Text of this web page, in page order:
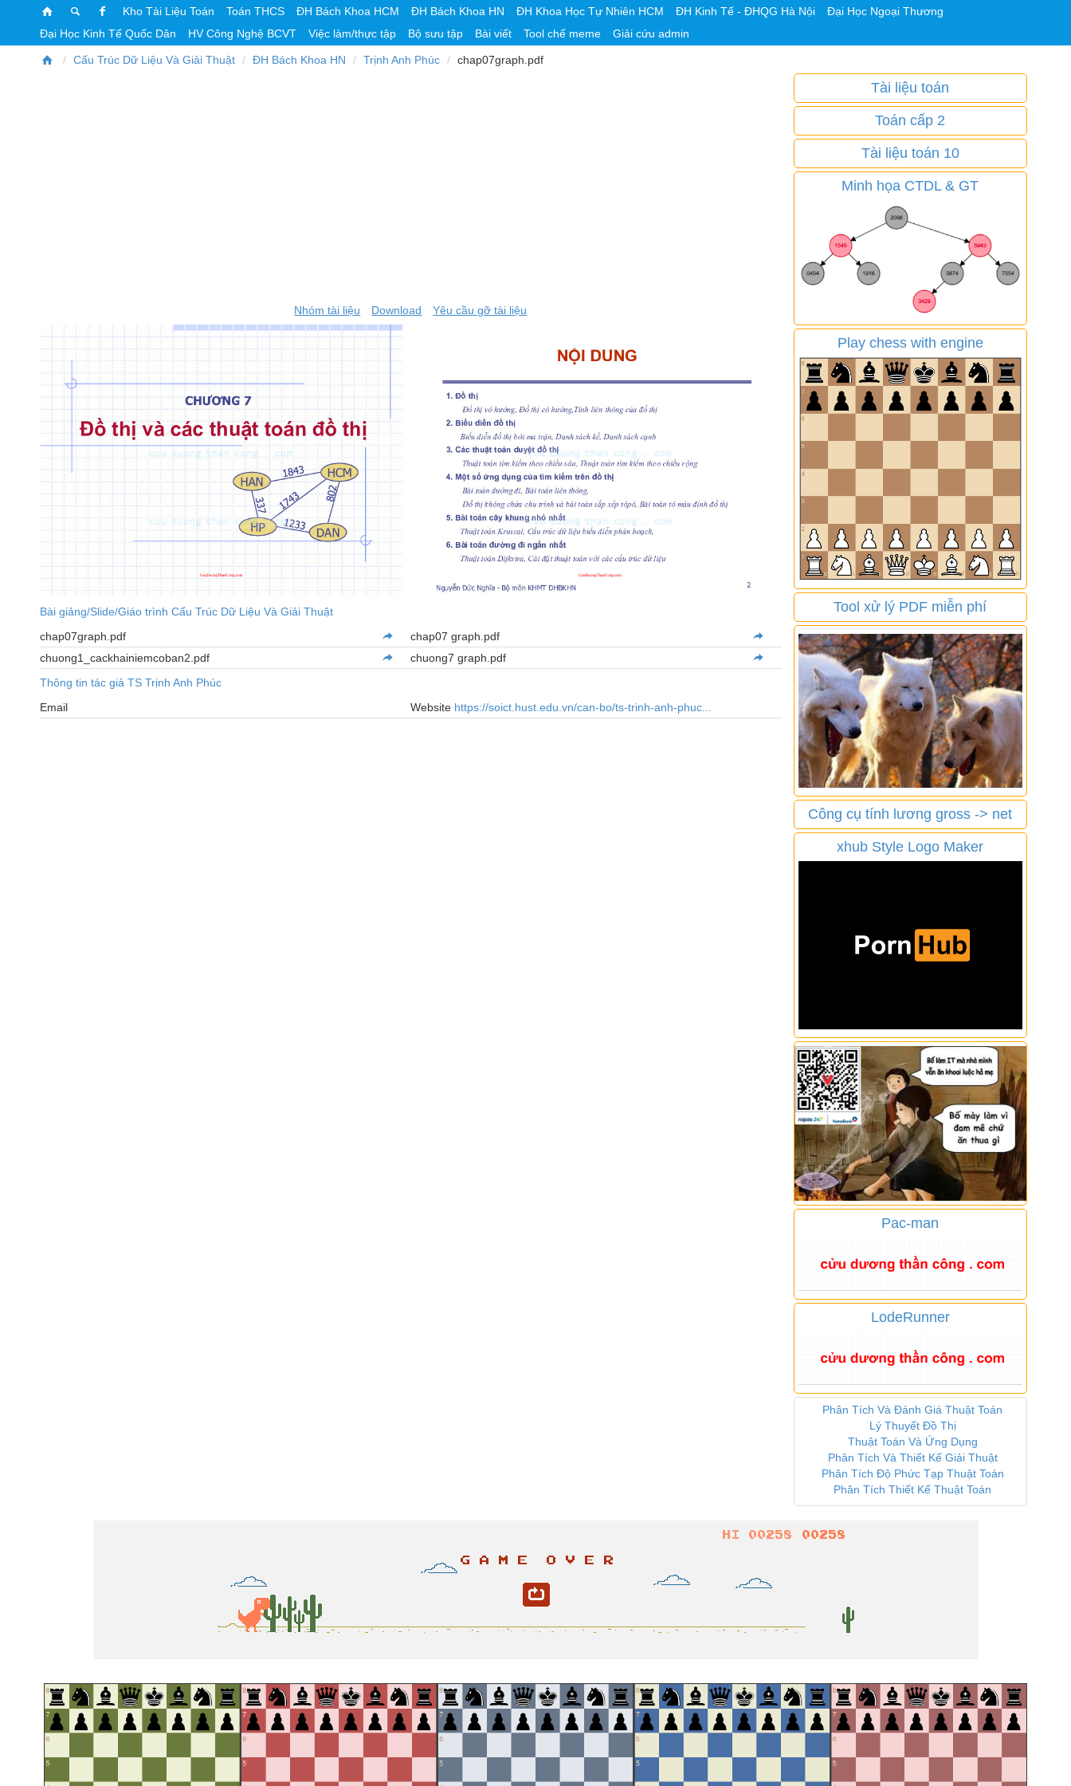
Kho Tài Liệu Toán Toán THCS ĐH Bách Khoa HCM ĐH Bách Khoa HN ĐH Khoa Học Tự Nhiên HCM ĐH Kinh Tế - ĐHQG Hà Nội
Đại Học Ngoại Thương
Đại Học Kinh Tế Quốc Dân
HV Công Nghệ BCVT Việc làm/thực tập Bộ sưu tập Bài viết Tool chế meme Giải cứu admin
Cấu Trúc Dữ Liệu Và Giải Thuật ĐH Bách Khoa HN Trịnh Anh Phúc chap07graph.pdf
Nhóm tài liệu Download Yêu cầu gỡ tài liệu
Bài giảng/Slide/Giáo trình Cấu Trúc Dữ Liệu Và Giải Thuật
chap07graph.pdf
chap07 graph.pdf
chuong1_cackhainiemcoban2.pdf
chuong7 graph.pdf
Thông tin tác giả TS Trịnh Anh Phúc
Email
Website https://soict.hust.edu.vn/can-bo/ts-trinh-anh-phuc...
Tài liệu toán
Toán cấp 2
Tài liệu toán 10
Minh họa CTDL & GT
Play chess with engine
Tool xử lý PDF miễn phí
Công cụ tính lương gross -> net
xhub Style Logo Maker
Pac-man
LodeRunner
Phân Tích Và Đánh Giá Thuật Toán
Lý Thuyết Đồ Thị
Thuật Toán Và Ứng Dụng
Phân Tích Và Thiết Kế Giải Thuật
Phân Tích Độ Phức Tạp Thuật Toán
Phân Tích Thiết Kế Thuật Toán